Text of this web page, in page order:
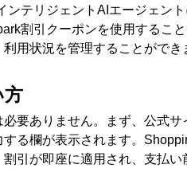
ンテリジェント AI エージェン
割引クーポンを使用するこ
用状況を管理することができ
方
要ありません。まず、公式
る欄が表示されます。
引が即座に適用され、支払